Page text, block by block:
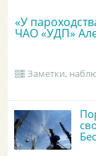
«У
ЧАО «УДП»
Заметки,